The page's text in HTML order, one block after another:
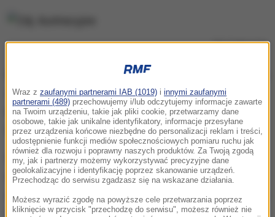
Zdj. ilustracyjne
Policja szuka jeszcze jednej osoby mającej związek
z porwanie, ale jak zapewniają funkcjonariusze - to
kwestia czasu. Służby znają już bowiem tożsamość
tej osoby.
W środę funkcjonariusze z wydziału operacyjno-
rozpoznawczego Komendy Miejskiej w Gdańsku
zatrzymali w tej sprawie 62-letnią kobietę, wcześniej
ujęty został 57-letnie Rosjanin. Ta dwójka była już
Wraz z zaufanymi partnerami IAB (1019) i innymi zaufanymi
partnerami (489) przechowujemy i/lub odczytujemy informacje zawarte
na Twoim urządzeniu, takie jak pliki cookie, przetwarzamy dane
osobowe, takie jak unikalne identyfikatory, informacje przesyłane
przez urządzenia końcowe niezbędne do personalizacji reklam i treści,
udostępnienie funkcji mediów społecznościowych pomiaru ruchu jak
również dla rozwoju i poprawny naszych produktów. Za Twoją zgodą
my, jak i partnerzy możemy wykorzystywać precyzyjne dane
geolokalizacyjne i identyfikację poprzez skanowanie urządzeń.
Przechodząc do serwisu zgadzasz się na wskazane działania.
Możesz wyrazić zgodę na powyższe cele przetwarzania poprzez
kliknięcie w przycisk "przechodzę do serwisu", możesz również nie